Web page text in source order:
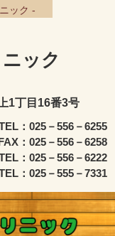
ック -
ック
1丁目16番3号
：025－556－6255
：025－556－6258
：025－556－6222
：025－555－7331